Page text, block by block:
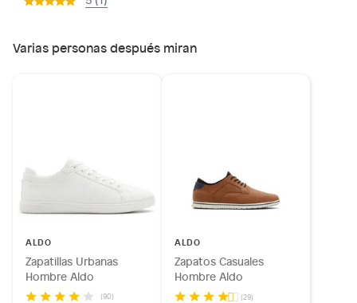
nVarias personas después miran
ALDO
Zapatillas Urbanas
Hombre Aldo
(90)
ALDO
Zapatos Casuales
Hombre Aldo
(29)